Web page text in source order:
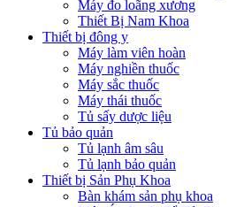
Máy đo loãng xương
Thiết Bị Nam Khoa
Thiết bị đông y
Máy làm viên hoàn
Máy nghiền thuốc
Máy sắc thuốc
Máy thái thuốc
Tủ sấy dược liệu
Tủ bảo quản
Tủ lạnh âm sâu
Tủ lạnh bảo quản
Thiết bị Sản Phụ Khoa
Bàn khám sản phụ khoa